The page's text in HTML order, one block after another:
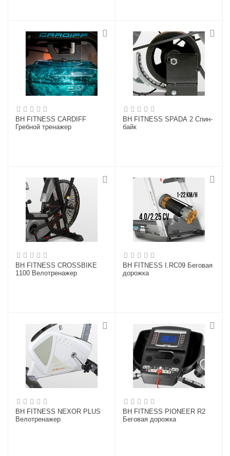
BH FITNESS CARDIFF
Гребной тренажер
BH FITNESS SPADA 2 Спин-
байк
BH FITNESS CROSSBIKE
1100 Велотренажер
BH FITNESS I.RC09 Беговая
дорожка
BH FITNESS NEXOR PLUS
Велотренажер
BH FITNESS PIONEER R2
Беговая дорожка